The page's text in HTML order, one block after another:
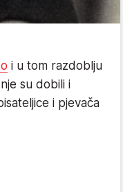
i u tom razdoblju
su dobili i
i pjevača